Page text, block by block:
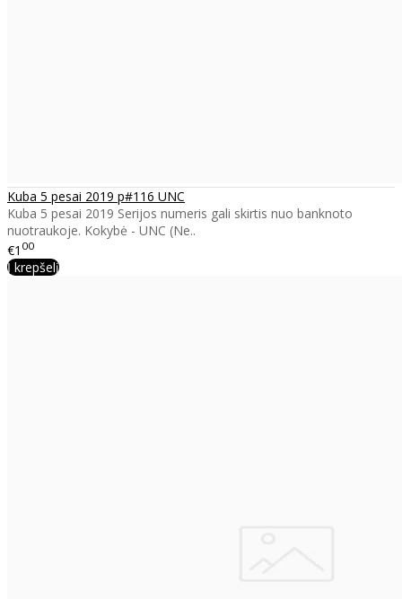
Kuba 5 pesai 2019 p#116 UNC
Kuba 5 pesai 2019 Serijos numeris gali skirtis nuo banknoto
nuotraukoje. Kokybė - UNC (Ne..
€1 00
Į krepšelį